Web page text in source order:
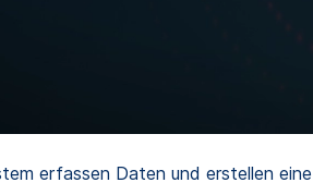
erfassen Daten und erstellen